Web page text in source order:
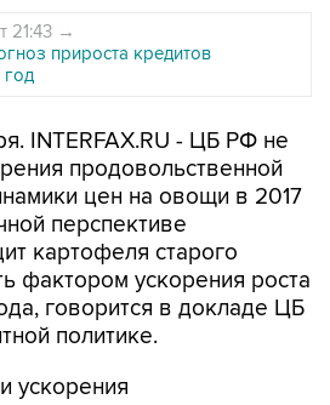
21:43 →
прироста кредитов
год
INTERFAX.RU - ЦБ РФ не
продовольственной
цен на овощи в 2017
перспективе
картофеля старого
фактором ускорения роста
говорится в докладе ЦБ
политике.
ускорения